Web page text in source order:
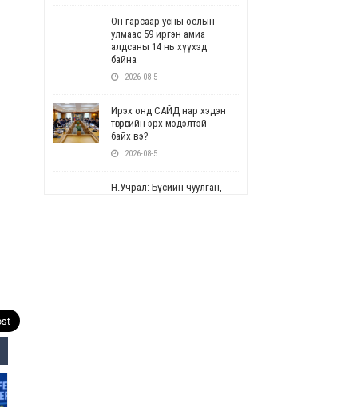
Он гарсаар усны ослын
улмаас 59 иргэн амиа
алдсаны 14 нь хүүхэд
байна
2026-08-5
Ирэх онд САЙД нар хэдэн
төгрөгийн эрх мэдэлтэй
байх вэ?
2026-08-5
Н.Учрал: Бүсийн чуулган,